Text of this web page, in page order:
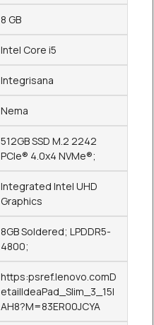
8 GB
Intel Core i5
Integrisana
Nema
512GB SSD M.2 2242
PCIe® 4.0x4 NVMe®;
Integrated Intel UHD
Graphics
8GB Soldered; LPDDR5-
4800;
https:psref.lenovo.comD
etailIdeaPad_Slim_3_15I
AH8?M=83ER00JCYA